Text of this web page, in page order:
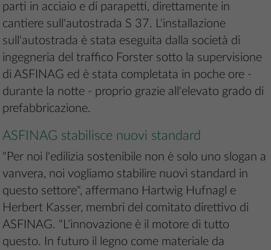
parti in acciaio e di parapetti, direttamente in
cantiere sull'autostrada S 37. L'installazione
sull'autostrada è stata eseguita dalla società di
ingegneria del traffico Forster sotto la supervisione
di ASFINAG ed è stata completata in poche ore -
durante la notte - proprio grazie all'elevato grado di
prefabbricazione.
ASFINAG stabilisce nuovi standard
"Per noi l'edilizia sostenibile non è solo uno slogan a
vanvera, noi vogliamo stabilire nuovi standard in
questo settore", affermano Hartwig Hufnagl e
Herbert Kasser, membri del comitato direttivo di
ASFINAG. "L'innovazione è il motore di tutto
questo. In futuro il legno come materiale da